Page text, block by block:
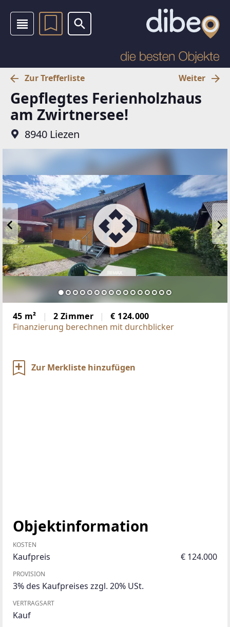
Zur Trefferliste Weiter
Gepflegtes Ferienholzhaus
am Zwirtnersee!
8940 Liezen
45 m² 2 Zimmer
€ 124.000
Finanzierung berechnen mit durchblicker
Zur Merkliste hinzufügen
Objektinformation
KOSTEN
Kaufpreis € 124.000
PROVISION
3% des Kaufpreises zzgl. 20% USt.
VERTRAGSART
Kauf